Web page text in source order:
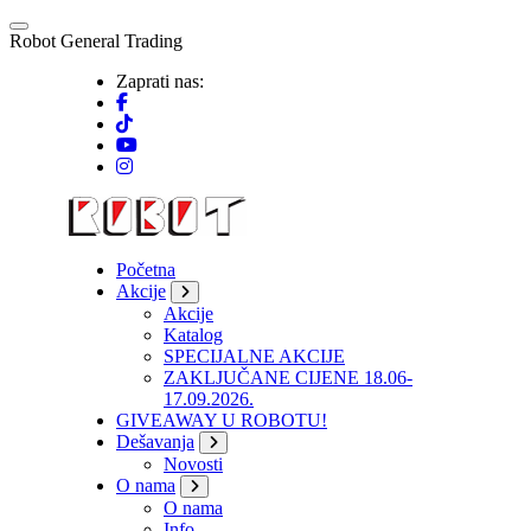
Skip
to
Robot General Trading
Zaprati nas:
Početna
Akcije
Akcije
Katalog
SPECIJALNE AKCIJE
ZAKLJUČANE CIJENE 18.06-
17.09.2026.
GIVEAWAY U ROBOTU!
Dešavanja
Novosti
O nama
O nama